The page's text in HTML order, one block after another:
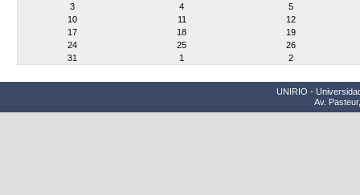
3
4
5
10
11
12
17
18
19
24
25
26
31
1 2
UNIRIO -
Av.